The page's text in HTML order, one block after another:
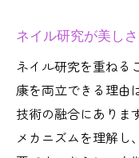
口コミで話
地域密着
研究を重
桜新町の
自分らしいネ
ネイル研究が美し
ネイル研究を重ねる
康を両立できる理由
技術の融合にありま
メカニズムを理解し